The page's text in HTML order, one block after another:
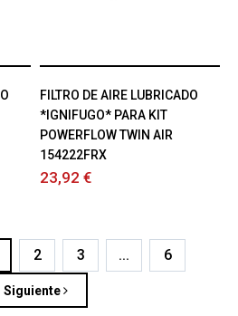
FILTRO DE AIRE LUBRICADO
*IGNIFUGO* PARA KIT
POWERFLOW TWIN AIR
154222FRX
23,92 €
2 3 ... 6
Siguiente